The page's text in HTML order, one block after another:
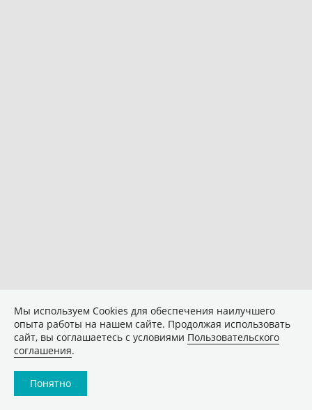
Мы используем Сookies для обеспечения наилучшего
опыта работы на нашем сайте. Продолжая использовать
сайт, вы соглашаетесь с условиями Пользовательского
соглашения.
Понятно